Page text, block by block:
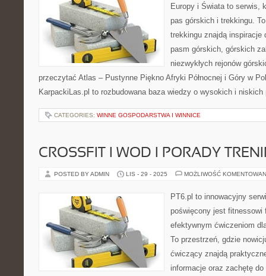
Europy i Świata to serwis,
pas górskich i trekkingu.
trekkingu znajdą inspiracje
pasm górskich, górskich
niezwykłych rejonów
przeczytać Atlas – Pustynne Piękno Afryki Północnej i Góry w
KarpackiLas.pl to rozbudowana baza wiedzy o wysokich i
CATEGORIES: WINNE GOSPODARSTWA I WINNICE
CROSSFIT I WOD I PORADY
POSTED BY ADMIN LIS - 29 - 2025 MOŻLIWOŚĆ
PT6.pl to innowacyjny
poświęcony jest fitnessowi
efektywnym ćwiczeniom
To przestrzeń, gdzie
ćwiczący znajdą
informacje oraz zachętę do